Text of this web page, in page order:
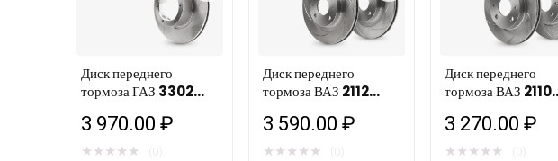
Диск переднего
тормоза ГАЗ 3302
HOFER HF 130 222
комплект
3 970.00 ₽
★ ★ ★ ★ ★
Диск переднего
тормоза ВАЗ 2112
HOFER HF 130 213
(компл.)
3 590.00 ₽
★ ★ ★ ★ ★
Диск переднего
тормоза ВАЗ 2110
HOFER HF 130 205
(компл.)
3 270.00 ₽
★ ★ ★ ★ ★